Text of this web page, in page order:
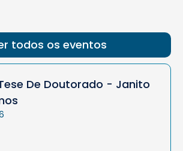
todos os eventos
De Doutorado - Janito